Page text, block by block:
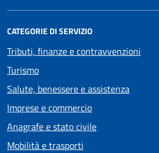
CATEGORIE DI SERVIZIO
Tributi, finanze e contravvenzioni
Turismo
Salute, benessere e assistenza
Imprese e commercio
Anagrafe e stato civile
Mobilità e trasporti